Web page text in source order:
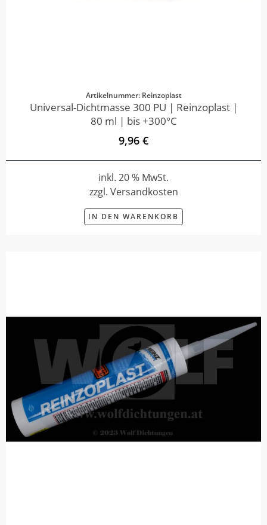
Artikelnummer: Reinzoplast
Universal-Dichtmasse 300 PU | Reinzoplast |
80 ml | bis +300°C
9,96 €
inkl. 20 % MwSt.
zzgl. Versandkosten
IN DEN WARENKORB